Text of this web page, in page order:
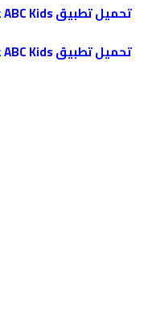
تحميل تطبيق ABC Kids على اندرويد من متجر جوجل بلاي
تحميل تطبيق ABC Kids على آيفون آيباد من متجر آبل ستور